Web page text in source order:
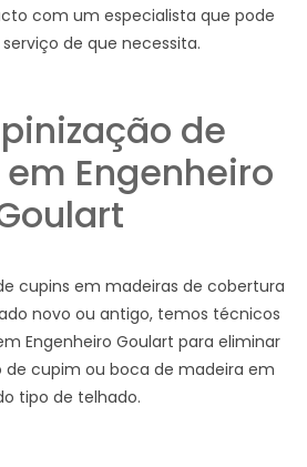
com um especialista que pode
de que necessita.
de
Engenheiro
cupins em madeiras de cobertura
novo ou antigo, temos técnicos
Engenheiro Goulart para eliminar
de cupim ou boca de madeira em
tipo de telhado.